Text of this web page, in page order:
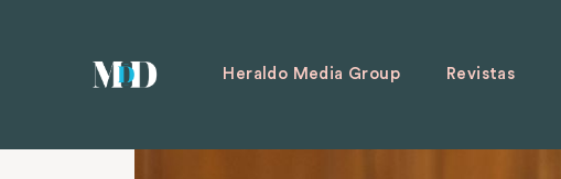
Heraldo Media Group Revistas